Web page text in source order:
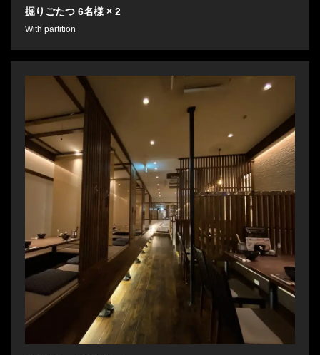
掘りごたつ 6名様 × 2
With partition
愛媛県松山市二番町３-7-19 フジコビルA2F
https://0899095213.owst.jp/seats
お店情報をコピー
閉じる